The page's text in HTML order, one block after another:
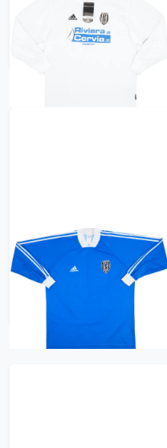
2003-04 Cesena Home
L/S Shirt (M)
626 kr / £71.99
1999-00 Cesena
adidas Training L/S
Shirt - 9/10 - (XL)
626 kr / £71.99